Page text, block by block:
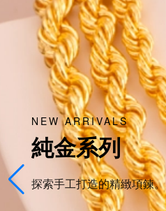
NEW ARRIVALS
純金系列
探索手工打造的精緻項鍊。